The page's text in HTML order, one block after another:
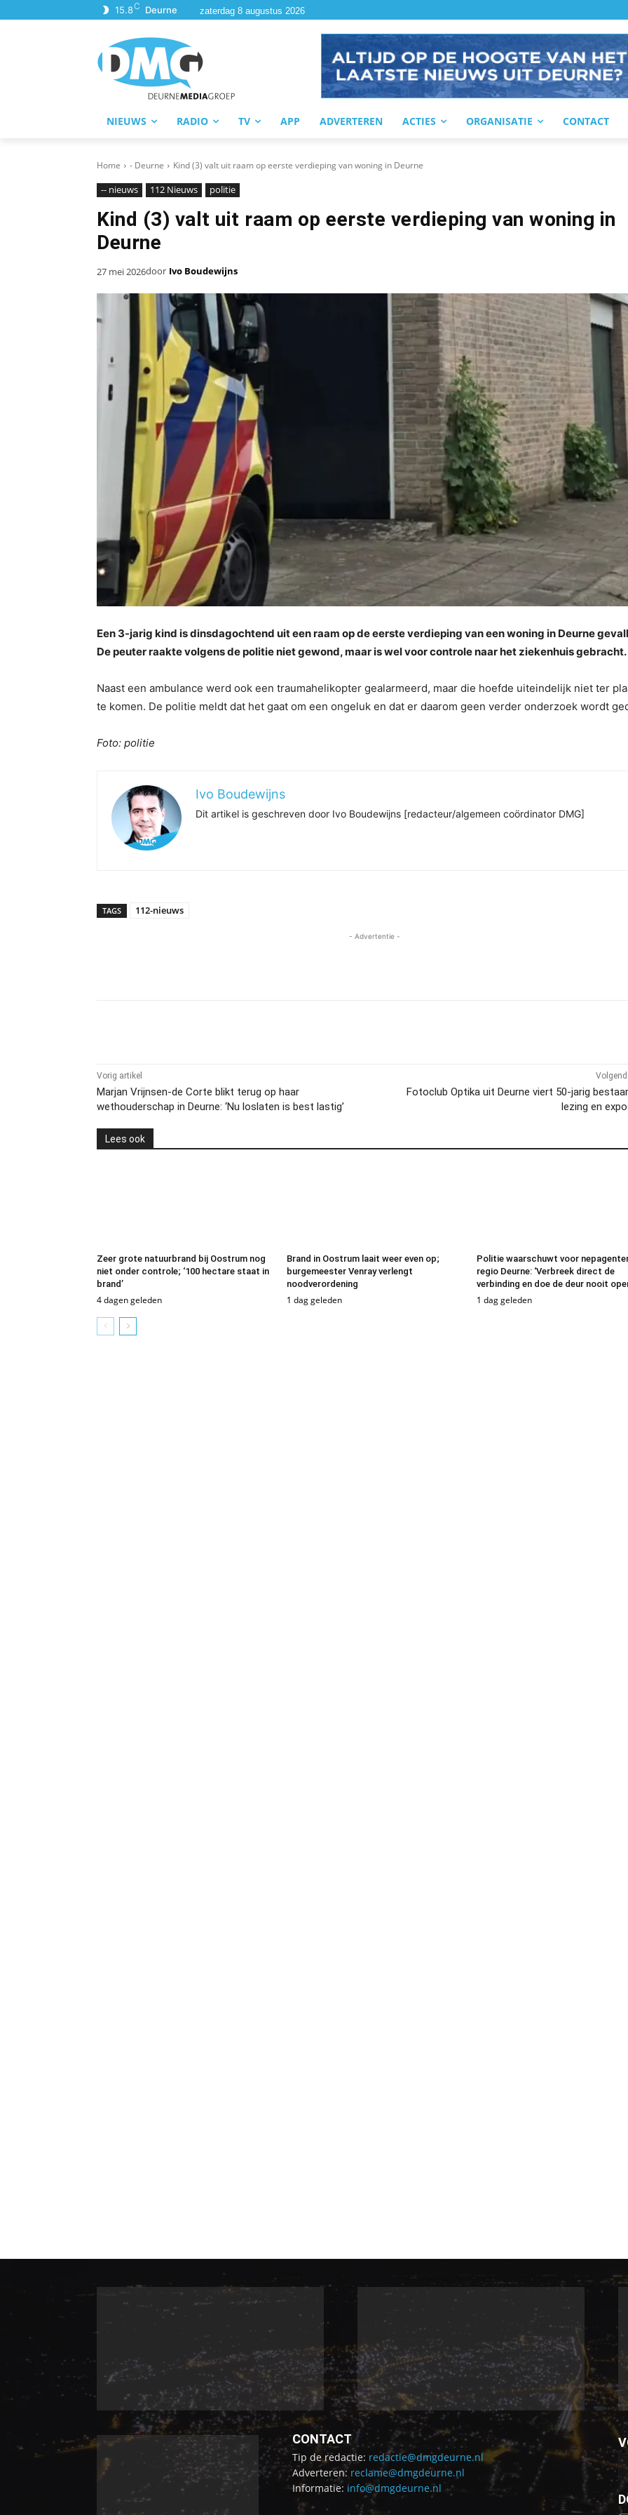
15.8C Deurne zaterdag 8 augustus 2026
NIEUWS RADIO TV APP ADVERTEREN ACTIES ORGANISATIE CONTACT
Home - Deurne Kind (3) valt uit raam op eerste verdieping van woning in Deurne
-- nieuws 112 Nieuws politie
Kind (3) valt uit raam op eerste verdieping van woning in
Deurne
27 mei 2026door Ivo Boudewijns
Een 3-jarig kind is dinsdagochtend uit een raam op de eerste verdieping van een woning in Deurne
De peuter raakte volgens de politie niet gewond, maar is wel voor controle naar het ziekenhuis gebracht.
Naast een ambulance werd ook een traumahelikopter gealarmeerd, maar die hoefde uiteindelijk niet ter
te komen. De politie meldt dat het gaat om een ongeluk en dat er daarom geen verder onderzoek wordt
Foto: politie
Ivo Boudewijns
Dit artikel is geschreven door Ivo Boudewijns [redacteur/algemeen coördinator DMG]
TAGS 112-nieuws
- Advertentie -
Vorig artikel
Marjan Vrijnsen-de Corte blikt terug op haar
wethouderschap in Deurne: ‘Nu loslaten is best lastig’
Fotoclub Optika uit Deurne viert 50-jarig
lezing en
Lees ook
Zeer grote natuurbrand bij Oostrum nog
niet onder controle; ‘100 hectare staat in
brand’
4 dagen geleden
Brand in Oostrum laait weer even op;
burgemeester Venray verlengt
noodverordening
1 dag geleden
Politie waarschuwt voor
regio Deurne: ‘Verbreek direct de
verbinding en doe de deur nooit
1 dag geleden
CONTACT
Tip de redactie: redactie@dmgdeurne.nl
Adverteren: reclame@dmgdeurne.nl
Informatie: info@dmgdeurne.nl